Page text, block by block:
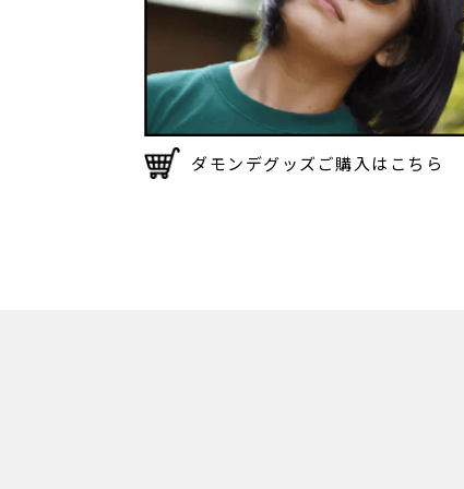
ダモンデグッズご購入はこちら